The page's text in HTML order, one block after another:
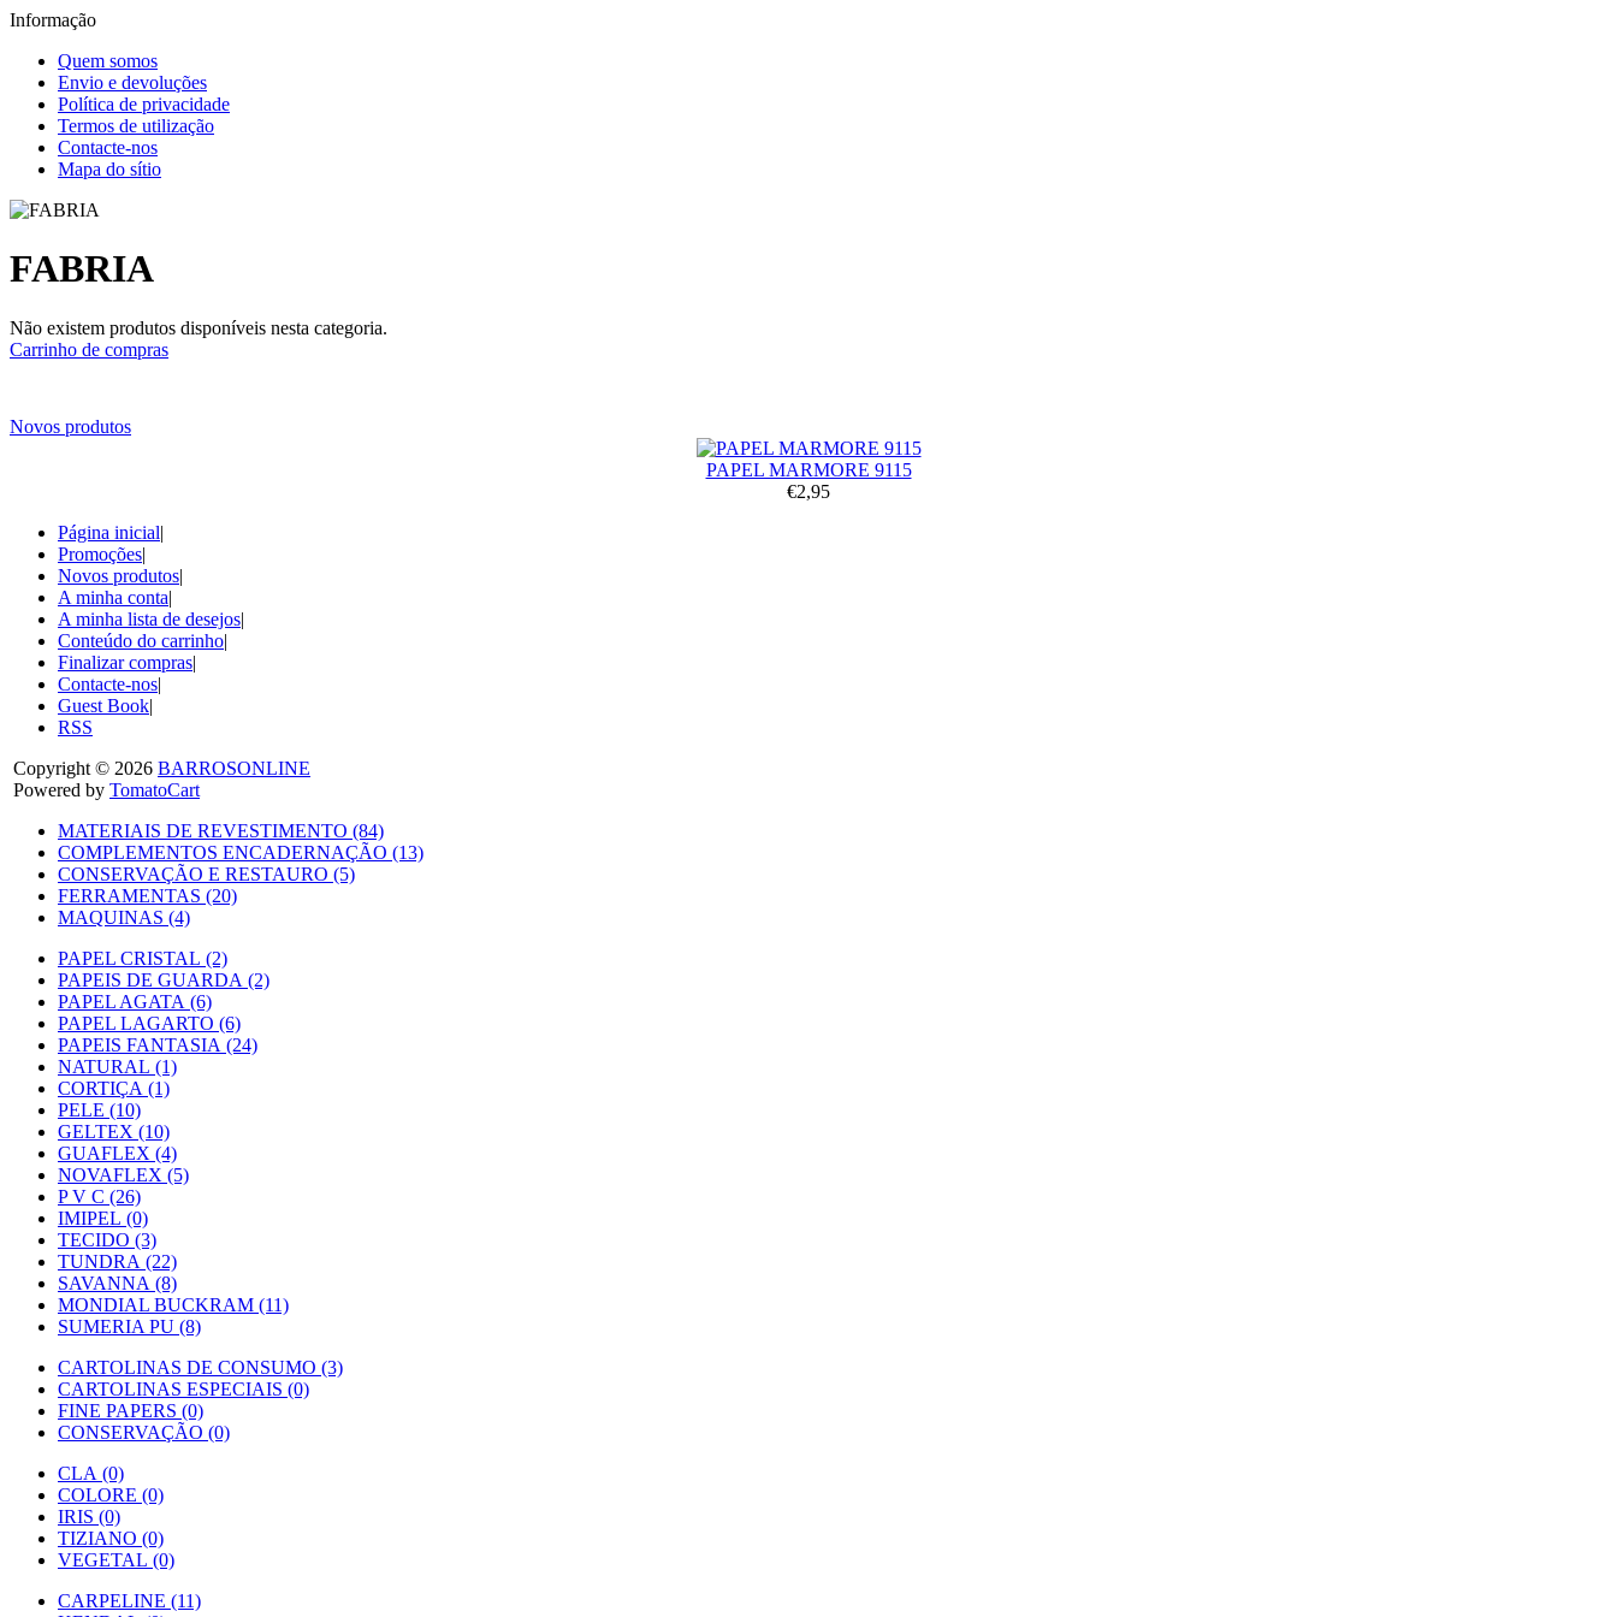
Informação
Quem somos
Envio e devoluções
Política de privacidade
Termos de utilização
Contacte-nos
Mapa do sítio
FABRIA
Não existem produtos disponíveis nesta categoria.
Carrinho de compras
Novos produtos
PAPEL MARMORE 9115
€2,95
Página inicial|
Promoções|
Novos produtos|
A minha conta|
A minha lista de desejos|
Conteúdo do carrinho|
Finalizar compras|
Contacte-nos|
Guest Book|
RSS
Copyright © 2026 BARROSONLINE
Powered by TomatoCart
MATERIAIS DE REVESTIMENTO (84)
COMPLEMENTOS ENCADERNAÇÃO (13)
CONSERVAÇÃO E RESTAURO (5)
FERRAMENTAS (20)
MAQUINAS (4)
PAPEL CRISTAL (2)
PAPEIS DE GUARDA (2)
PAPEL AGATA (6)
PAPEL LAGARTO (6)
PAPEIS FANTASIA (24)
NATURAL (1)
CORTIÇA (1)
PELE (10)
GELTEX (10)
GUAFLEX (4)
NOVAFLEX (5)
P V C (26)
IMIPEL (0)
TECIDO (3)
TUNDRA (22)
SAVANNA (8)
MONDIAL BUCKRAM (11)
SUMERIA PU (8)
CARTOLINAS DE CONSUMO (3)
CARTOLINAS ESPECIAIS (0)
FINE PAPERS (0)
CONSERVAÇÃO (0)
CLA (0)
COLORE (0)
IRIS (0)
TIZIANO (0)
VEGETAL (0)
CARPELINE (11)